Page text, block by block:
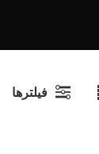
فیلترها